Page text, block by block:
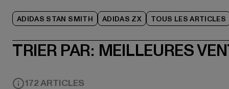
ADIDAS STAN SMITH ADIDAS ZX TOUS LES ARTICLES
TRIER PAR: MEILLEURES
172 ARTICLES